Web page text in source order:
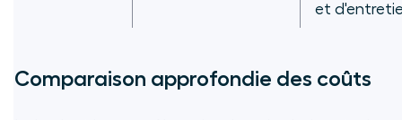
et
Comparaison approfondie des coûts